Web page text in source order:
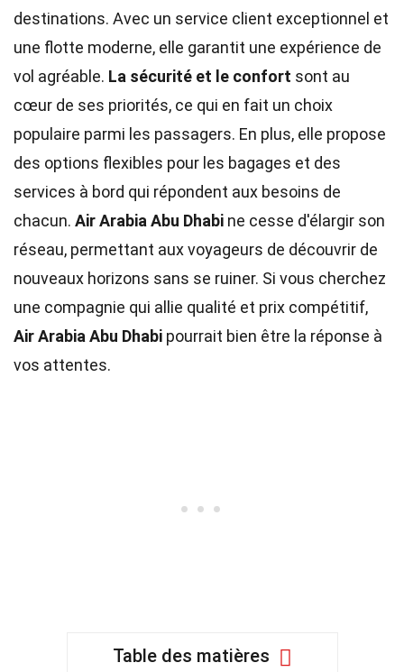
destinations. Avec un service client exceptionnel et
une flotte moderne, elle garantit une expérience de
vol agréable. La sécurité et le confort sont au
cœur de ses priorités, ce qui en fait un choix
populaire parmi les passagers. En plus, elle propose
des options flexibles pour les bagages et des
services à bord qui répondent aux besoins de
chacun. Air Arabia Abu Dhabi ne cesse d'élargir son
réseau, permettant aux voyageurs de découvrir de
nouveaux horizons sans se ruiner. Si vous cherchez
une compagnie qui allie qualité et prix compétitif,
Air Arabia Abu Dhabi pourrait bien être la réponse à
vos attentes.
Table des matières